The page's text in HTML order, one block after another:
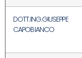
DOTT.ING.GIUSEPPE
CAPOBIANCO